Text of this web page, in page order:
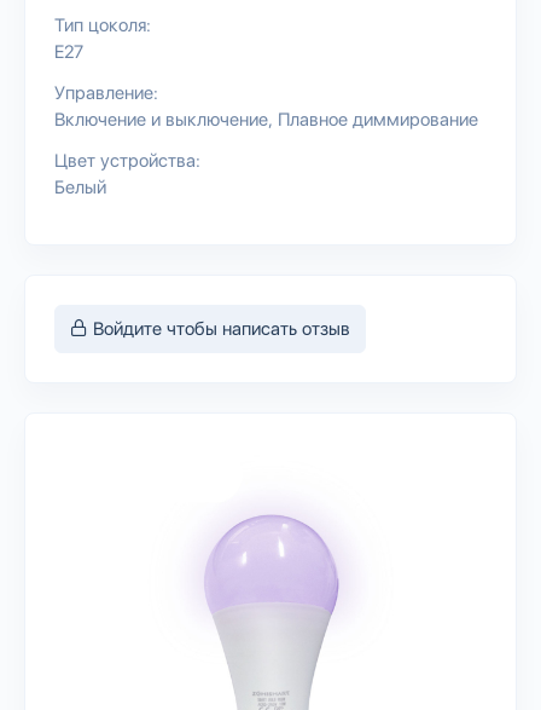
Тип цоколя:
E27
Управление:
Включение и выключение Плавное диммирование
Цвет устройства:
Белый
Войдите чтобы написать отзыв